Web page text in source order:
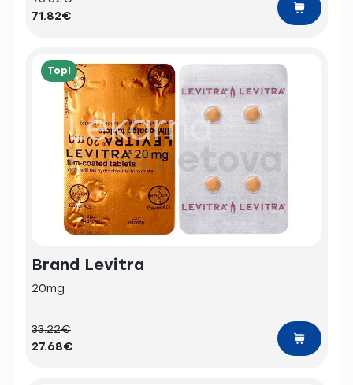
71.82€
Top!
Brand Levitra
20mg
33.22€
27.68€